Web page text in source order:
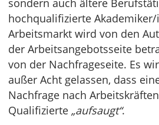
sondern auch ältere
hochqualifizierte
Arbeitsmarkt wird von den
der Arbeitsangebotsseite
von der Nachfrageseite. Es
außer Acht gelassen, dass
Nachfrage nach
Qualifizierte „aufsaugt“.